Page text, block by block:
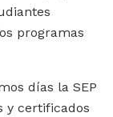
programas
días la SEP
y certificados